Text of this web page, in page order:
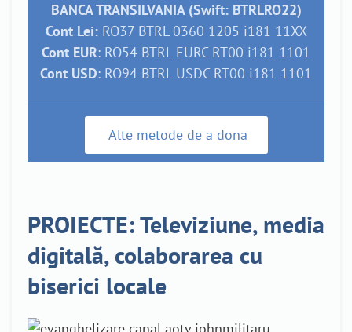
BANCA TRANSILVANIA (Swift: BTRLRO22)
Cont Lei: RO37 BTRL 0360 1205 i181 11XX
Cont EUR: RO54 BTRL EURC RT00 i181 1101
Cont USD: RO94 BTRL USDC RT00 i181 1101
Alte metode de a dona
PROIECTE: Televiziune, media
digitală, colaborarea cu
biserici locale